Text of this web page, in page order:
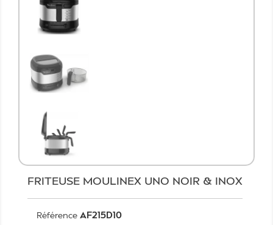
FRITEUSE MOULINEX UNO NOIR & INOX
Référence AF215D10